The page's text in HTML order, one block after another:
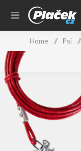
Home / Psi /